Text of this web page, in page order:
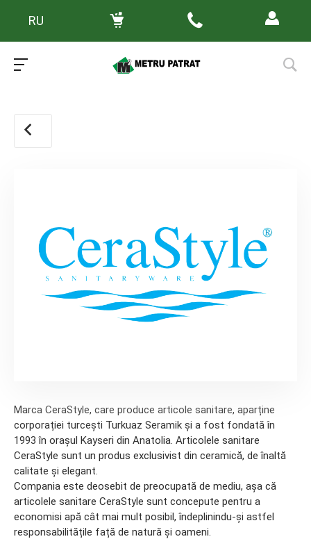
RU
Main Mărci / CeraStyle
Marca CeraStyle, care produce articole sanitare, aparține
corporației turcești Turkuaz Seramik și a fost fondată în
1993 în orașul Kayseri din Anatolia. Articolele sanitare
CeraStyle sunt un produs exclusivist din ceramică, de înaltă
calitate și elegant.
Compania este deosebit de preocupată de mediu, așa că
articolele sanitare CeraStyle sunt concepute pentru a
economisi apă cât mai mult posibil, îndeplinindu-și astfel
responsabilitățile față de natură și oameni.